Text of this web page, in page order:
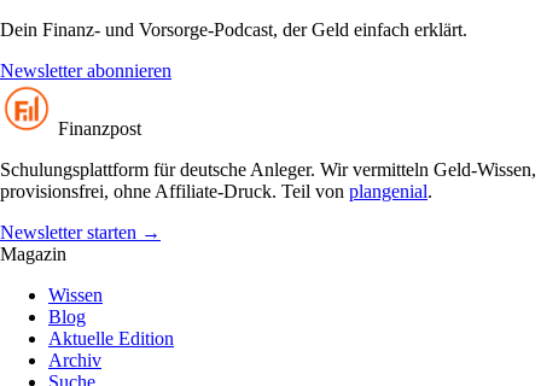
Dein Finanz- und Vorsorge-Podcast, der Geld einfach erklärt.
Newsletter abonnieren
Finanzpost
Schulungsplattform für deutsche Anleger. Wir vermitteln Geld-Wissen,
provisionsfrei, ohne Affiliate-Druck. Teil von plangenial.
Newsletter starten →
Magazin
Wissen
Blog
Aktuelle Edition
Archiv
Suche